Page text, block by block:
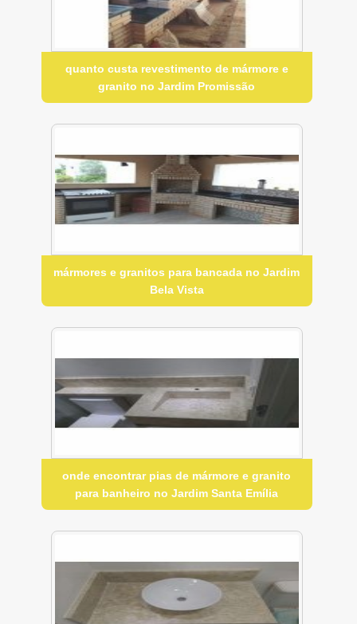
quanto custa revestimento de mármore e
granito no Jardim Promissão
mármores e granitos para bancada no Jardim
Bela Vista
onde encontrar pias de mármore e granito
para banheiro no Jardim Santa Emília